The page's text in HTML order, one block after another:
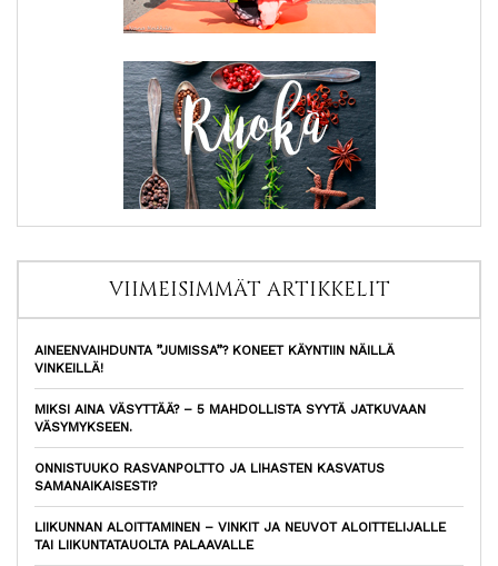
VIIMEISIMMÄT ARTIKKELIT
AINEENVAIHDUNTA ”JUMISSA”? KONEET KÄYNTIIN NÄILLÄ
VINKEILLÄ!
MIKSI AINA VÄSYTTÄÄ? – 5 MAHDOLLISTA SYYTÄ JATKUVAAN
VÄSYMYKSEEN.
ONNISTUUKO RASVANPOLTTO JA LIHASTEN KASVATUS
SAMANAIKAISESTI?
LIIKUNNAN ALOITTAMINEN – VINKIT JA NEUVOT ALOITTELIJALLE
TAI LIIKUNTATAUOLTA PALAAVALLE